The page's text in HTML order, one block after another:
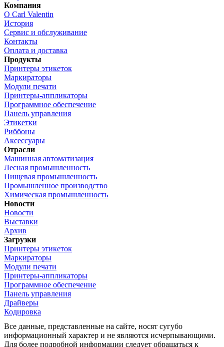
Компания
О Carl Valentin
История
Сервис и обслуживание
Контакты
Оплата и доставка
Продукты
Принтеры этикеток
Маркираторы
Модули печати
Принтеры-аппликаторы
Программное обеспечение
Панель управления
Этикетки
Риббоны
Аксессуары
Отрасли
Машинная автоматизация
Лесная промышленность
Пищевая промышленность
Промышленное производство
Химическая промышленность
Новости
Новости
Выставки
Архив
Загрузки
Принтеры этикеток
Маркираторы
Модули печати
Принтеры-аппликаторы
Программное обеспечение
Панель управления
Драйверы
Кодировка
Все данные, представленные на сайте, носят сугубо
информационный характер и не являются исчерпывающими.
Для более подробной информации следует обращаться к